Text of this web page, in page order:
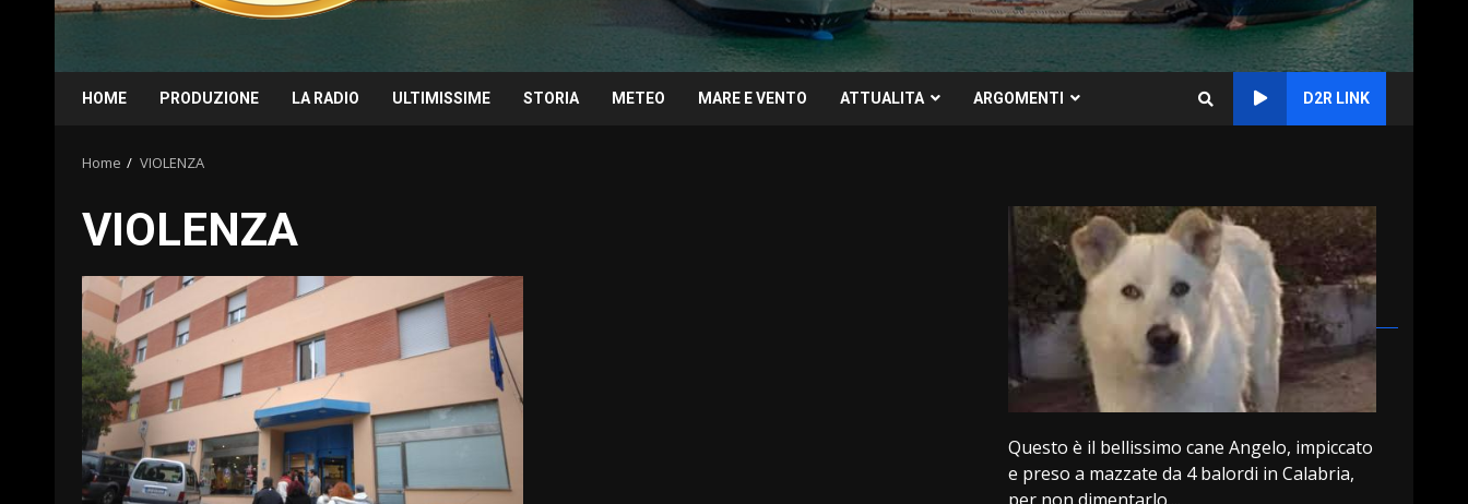
HOME PRODUZIONE LA RADIO ULTIMISSIME STORIA METEO MARE E VENTO ATTUALITA ARGOMENTI D2R LINK
Home VIOLENZA
VIOLENZA
Questo è il bellissimo cane Angelo, impiccato
e preso a mazzate da 4 balordi in Calabria,